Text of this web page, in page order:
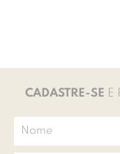
CADASTRE-SE E